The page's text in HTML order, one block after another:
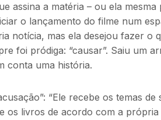
assina a matéria – ou ela mesma
o lançamento do filme num
notícia, mas ela desejou fazer o
foi pródiga: “causar”. Saiu um
conta uma história.
“Ele recebe os temas de
os livros de acordo com a própria